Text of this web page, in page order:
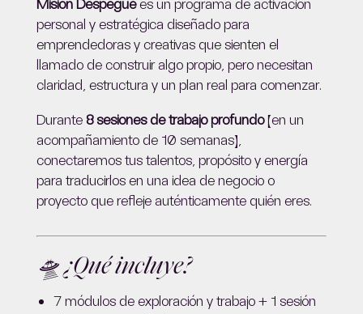
Misión Despeguees un programa de activación
personal y estratégica diseñado para
emprendedoras y creativas que sienten el
llamado de construir algo propio, pero necesitan
claridad, estructura y un plan real para comenzar.
Durante 8 sesiones de trabajo profundo(en un
acompañamiento de 10 semanas),
conectaremos tus talentos, propósito y energía
para traducirlos en una idea de negocio o
proyecto que refleje auténticamente quién eres.
🛸 ¿Qué incluye?
7 módulos de exploración y trabajo + 1 sesión